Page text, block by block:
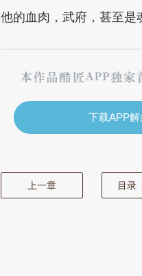
他的血肉，武府，甚至是
下载APP
上一章 目录